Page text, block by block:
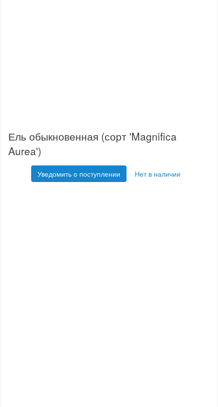
Ель обыкновенная (сорт 'Magnifica
Aurea')
Уведомить о поступлении Нет в наличии